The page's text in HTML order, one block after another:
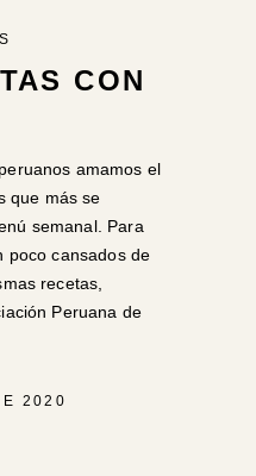
CON
amamos el
que más se
semanal. Para
poco cansados de
recetas,
Peruana de
2020